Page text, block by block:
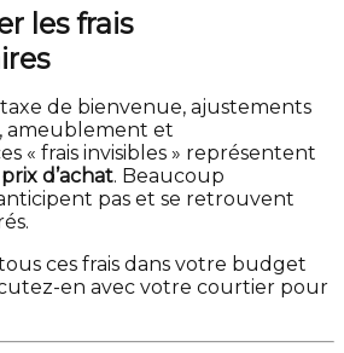
les frais
de bienvenue, ajustements
ameublement et
« frais invisibles » représentent
d’achat. Beaucoup
pas et se retrouvent
ces frais dans votre budget
en avec votre courtier pour